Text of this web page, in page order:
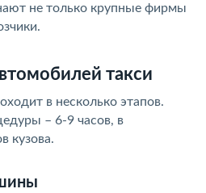
не только крупные фирмы
такси
в несколько этапов.
– 6-9 часов, в
кузова.